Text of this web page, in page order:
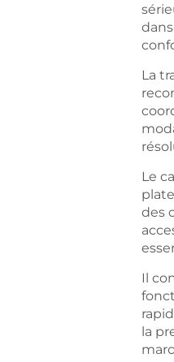
La
Le
des
Il
la